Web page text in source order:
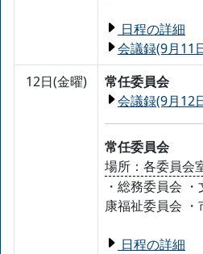
日程の詳細
会議録(9月11
12日(金曜)
常任委員会
会議録(9月12
常任委員会
場所：各委員会
・総務委員会
康福祉委員会
日程の詳細